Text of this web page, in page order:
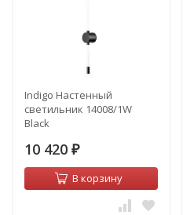
Indigo Настенный
светильник 14008/1W
Black
10 420 ₽
В корзину